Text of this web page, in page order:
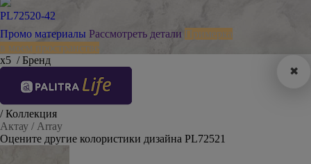
PL72520-42
Промо материалы Рассмотреть детали Примерка
в моем пространстве
х5
✖
/ Бренд
/ Коллекция
Актау / Array
Оцените другие колористики дизайна PL72521